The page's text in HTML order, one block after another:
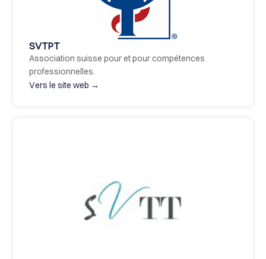
SVTPT
Association suisse pour et pour compétences
professionnelles.
Vers le site web →